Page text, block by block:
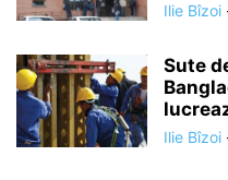
Ilie Bîzoi
Sute
Ilie Bîzoi